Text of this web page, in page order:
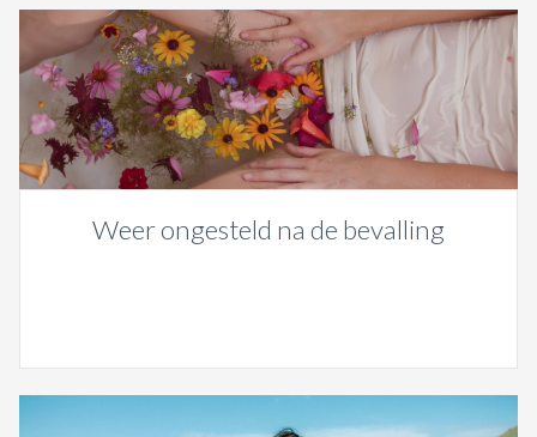
Weer ongesteld na de bevalling